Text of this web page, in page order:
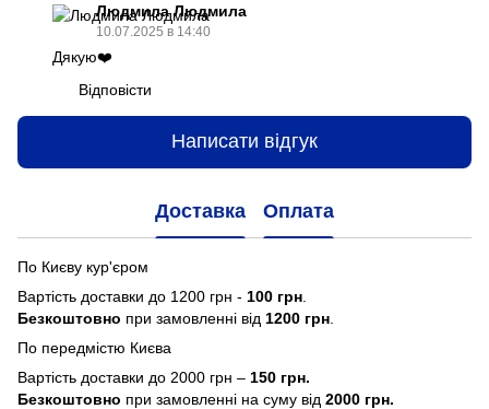
Людмила Людмила
10.07.2025 в 14:40
Дякую❤️
Відповісти
Написати відгук
Доставка Оплата
По Києву кур'єром
Вартість доставки до 1200 грн - 100 грн
Безкоштовно при замовленні від 1200 грн
По передмістю Києва
Вартість доставки до 2000 грн – 150 грн.
Безкоштовно при замовленні на суму від 2000 грн.